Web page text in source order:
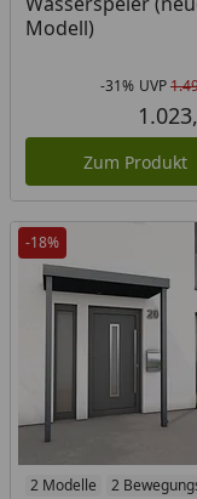
Modell)
-31% UVP
Zum Produkt
-18%
2 Modelle 2